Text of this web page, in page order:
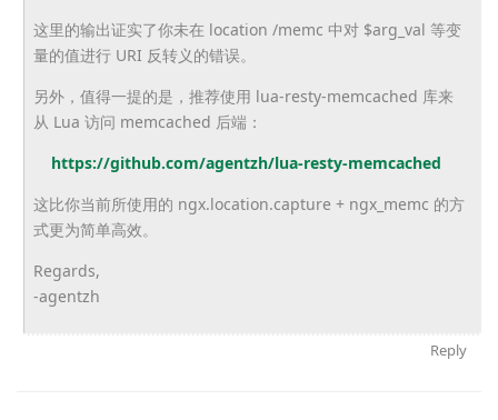
这里的输出证实了你未在 location /memc 中对 $arg_val 等变
量的值进行 URI 反转义的错误。
另外，值得一提的是，推荐使用 lua-resty-memcached 库来
从 Lua 访问 memcached 后端：
https://github.com/agentzh/lua-resty-memcached
这比你当前所使用的 ngx.location.capture + ngx_memc 的方
式更为简单高效。
Regards,
-agentzh
Reply